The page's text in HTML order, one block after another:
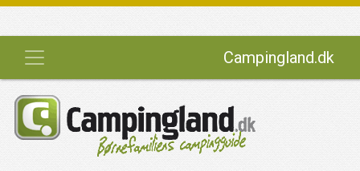
Campingland.dk